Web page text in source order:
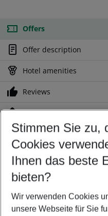
Offers
Offer description
Hotel amenities
Reviews
Location
Customize your offer
Find the perfect deal which
Your departure airport
Any airport
Select your date range
11/08/26–09/08/27
Stimmen Sie zu,
Cookies
Ihnen das beste
bieten?
Wir verwenden Cookies
unsere Webseite für Sie